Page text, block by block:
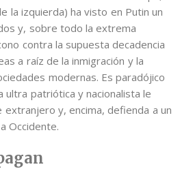
la izquierda) ha visto en Putin un
y, sobre todo la extrema
contra la supuesta decadencia
a raíz de la inmigración y la
modernas. Es paradójico
ultra patriótica y nacionalista le
y, encima, defienda a un
Occidente.